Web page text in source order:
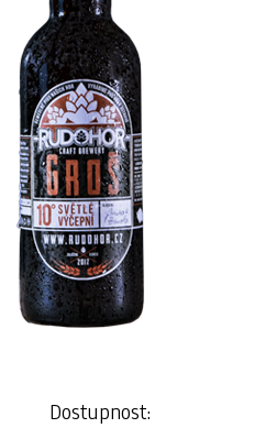
Dostupnost: